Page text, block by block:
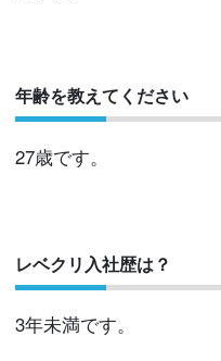
年齢を教えてください
27歳です。
レベクリ入社歴は？
3年未満です。